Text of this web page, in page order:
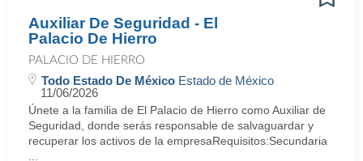
Auxiliar De Seguridad - El
Palacio De Hierro
PALACIO DE HIERRO
Todo Estado De México Estado de México
11/06/2026
Únete a la familia de El Palacio de Hierro como Auxiliar de
Seguridad, donde serás responsable de salvaguardar y
recuperar los activos de la empresaRequisitos:Secundaria